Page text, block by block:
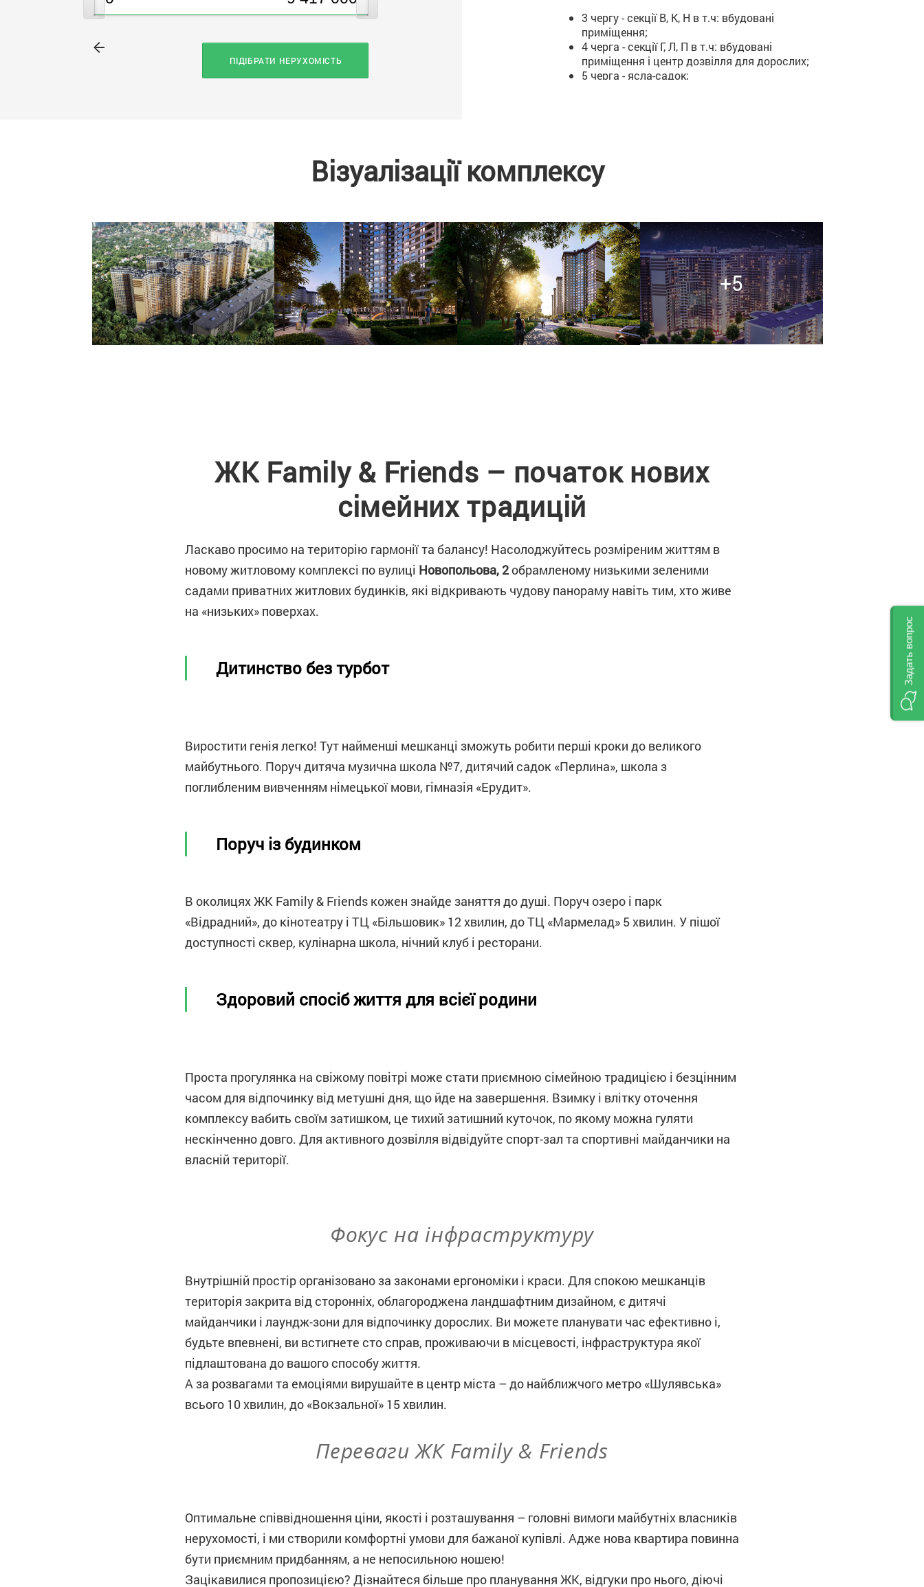
ПІДІБРАТИ НЕРУХОМІСТЬ
3 чергу - секції В, К, Н в т.ч: вбудовані
приміщення;
4 черга - секції Г, Л, П в т.ч: вбудовані
приміщення і центр дозвілля для дорослих;
5 черга - ясла-садок;
Візуалізації комплексу
+5
ЖК Family & Friends – початок нових
сімейних традицій
Ласкаво просимо на територію гармонії та балансу! Насолоджуйтесь розміреним життям в
новому житловому комплексі по вулиці Новопольова, 2обрамленому низькими зеленими
садами приватних житлових будинків, які відкривають чудову панораму навіть тим, хто живе
на «низьких» поверхах.
Дитинство без турбот
Виростити генія легко! Тут найменші мешканці зможуть робити перші кроки до великого
майбутнього. Поруч дитяча музична школа №7, дитячий садок «Перлина», школа з
поглибленим вивченням німецької мови, гімназія «Ерудит».
Поруч із будинком
В околицях ЖК Family & Friends кожен знайде заняття до душі. Поруч озеро і парк
«Відрадний», до кінотеатру і ТЦ «Більшовик» 12 хвилин, до ТЦ «Мармелад» 5 хвилин. У пішої
доступності сквер, кулінарна школа, нічний клуб і ресторани.
Здоровий спосіб життя для всієї родини
Проста прогулянка на свіжому повітрі може стати приємною сімейною традицією і безцінним
часом для відпочинку від метушні дня, що йде на завершення. Взимку і влітку оточення
комплексу вабить своїм затишком, це тихий затишний куточок, по якому можна гуляти
нескінченно довго. Для активного дозвілля відвідуйте спорт-зал та спортивні майданчики на
власній території.
Фокус на інфраструктуру
Внутрішній простір організовано за законами ергономіки і краси. Для спокою мешканців
територія закрита від сторонніх, облагороджена ландшафтним дизайном, є дитячі
майданчики і лаундж-зони для відпочинку дорослих. Ви можете планувати час ефективно і,
будьте впевнені, ви встигнете сто справ, проживаючи в місцевості, інфраструктура якої
підлаштована до вашого способу життя.
А за розвагами та емоціями вирушайте в центр міста – до найближчого метро «Шулявська»
всього 10 хвилин, до «Вокзальної» 15 хвилин.
Переваги ЖК Family & Friends
Оптимальне співвідношення ціни, якості і розташування – головні вимоги майбутніх власників
нерухомості, і ми створили комфортні умови для бажаної купівлі. Адже нова квартира повинна
бути приємним придбанням, а не непосильною ношею!
Зацікавилися пропозицією? Дізнайтеся більше про планування ЖК, відгуки про нього, діючі
Задать вопрос